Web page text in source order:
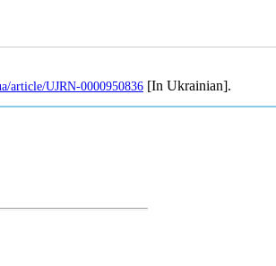
article/UJRN-0000950836[In Ukrainian].